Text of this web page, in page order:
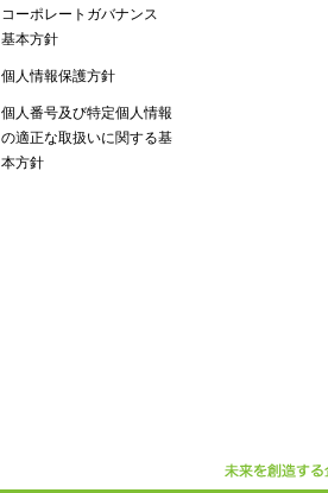
コーポレートガバナンス
基本方針
個人情報保護方針
個人番号及び特定個人情報
の適正な取扱いに関する基
本方針